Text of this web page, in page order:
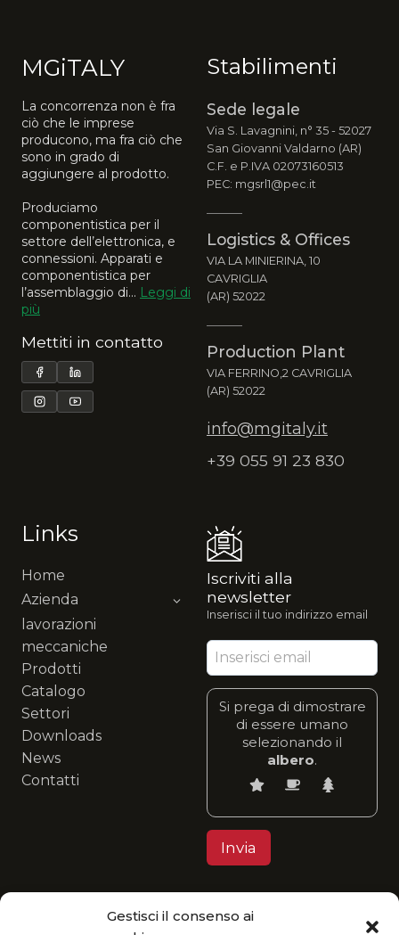
Gestisci il consenso ai
MGiTALY
La concorrenza non è fra
ciò che le imprese
producono, ma fra ciò che
sono in grado di
aggiungere al prodotto.
Produciamo
componentistica per il
settore dell’elettronica, e
connessioni. Apparati e
componentistica per
l’assemblaggio di... Leggi di
più
Mettiti in contatto
Stabilimenti
Sede legale
Via S. Lavagnini, n° 35 - 52027
San Giovanni Valdarno (AR)
C.F. e P.IVA 02073160513
PEC: mgsrl1@pec.it
Logistics & Offices
VIA LA MINIERINA, 10
CAVRIGLIA
(AR) 52022
Production Plant
VIA FERRINO,2 CAVRIGLIA
(AR) 52022
info@mgitaly.it
+39 055 91 23 830
Links
Home
Azienda
lavorazioni
meccaniche
Prodotti
Catalogo
Settori
Downloads
News
Contatti
Iscriviti alla
newsletter
Inserisci il tuo indirizzo email
Si prega di dimostrare
di essere umano
selezionando il
albero.